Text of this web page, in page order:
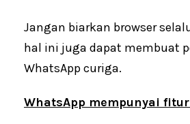
Jangan biarkan browser
hal ini juga dapat membuat
WhatsApp curiga.
WhatsApp mempunyai fitur